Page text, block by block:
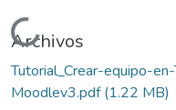
Cargando...
Archivos
Tutorial_Crear-equipo-
Moodlev3.pdf(1.22 MB)